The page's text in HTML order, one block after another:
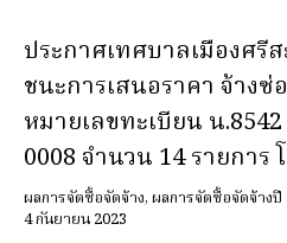
ประกาศเทศบาลเมืองศรี
ชนะการเสนอราคา จ้าง
หมายเลขทะเบียน น
0008 จำนวน 14 รายการ
ผลการจัดซื้อจัดจ้าง,ผลการจัดซื้อจัดจ้างปี
4 กันยายน 2023